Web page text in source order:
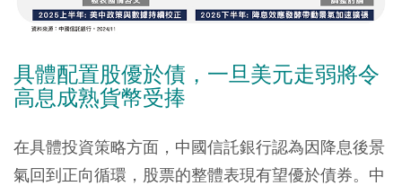
具體配置股優於債，一旦美元走弱將令
高息成熟貨幣受捧
在具體投資策略方面，中國信託銀行認為因降息後景
氣回到正向循環，股票的整體表現有望優於債券。中